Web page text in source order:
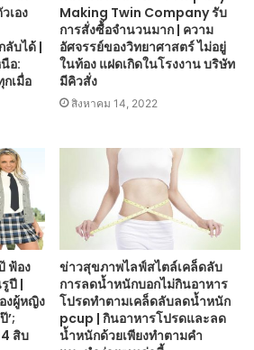
เอง
ลับได้ |
อ:
เมื่อ
Making Twin Company รับ
การสั่งซื้อจำนวนมาก | ความ
อัศจรรย์ของวิทยาศาสตร์ ไม่อยู่
ในท้อง แฝดเกิดในโรงงาน บริษัท
มีคิวสั่ง
สิงหาคม 14, 2022
ฟ้อง
ปี |
งผู้หญิง
’;
สิบ
ข่าวสุขภาพไลฟ์สไตล์เคล็ดลับ
การลดน้ำหนักบอกไม่กินอาหาร
โปรดทำตามเคล็ดลับลดน้ำหนัก
pcup | กินอาหารโปรดและลด
น้ำหนักด้วยเพียงทำตามคำ